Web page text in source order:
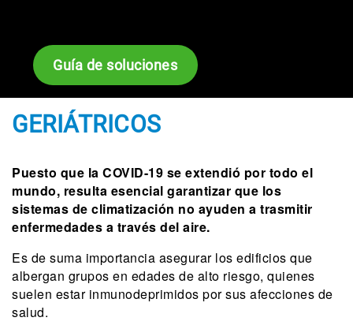
Guía de soluciones
GERIÁTRICOS
Puesto que la COVID-19 se extendió por todo el
mundo, resulta esencial garantizar que los
sistemas de climatización no ayuden a trasmitir
enfermedades a través del aire.
Es de suma importancia asegurar los edificios que
albergan grupos en edades de alto riesgo, quienes
suelen estar inmunodeprimidos por sus afecciones de
salud.